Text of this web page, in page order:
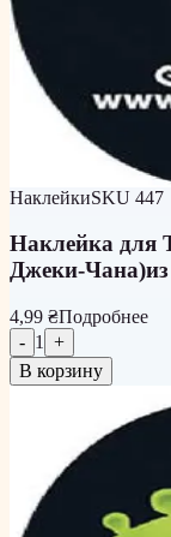
НаклейкиSKU 447
Наклейка для
Джеки-Чана)из
4,99 ₴Подробнее
- 1
+
В корзину